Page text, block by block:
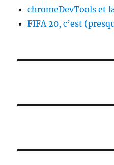
chromeDevTools et
FIFA 20, c’est